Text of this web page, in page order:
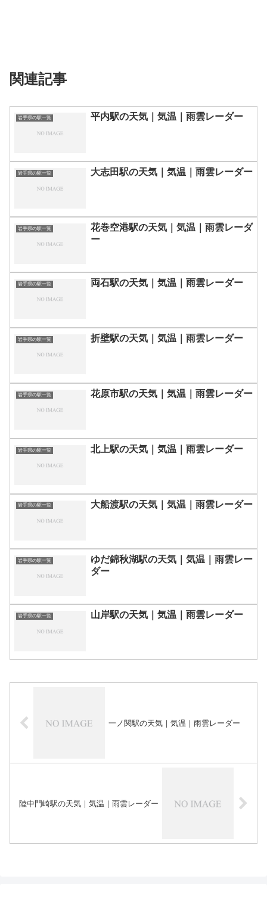
関連記事
岩手県の駅一覧 平内駅の天気｜気温｜雨雲レーダー
岩手県の駅一覧 大志田駅の天気｜気温｜雨雲レーダー
岩手県の駅一覧
花巻空港駅の天気｜気温｜雨雲レーダ
ー
岩手県の駅一覧 両石駅の天気｜気温｜雨雲レーダー
岩手県の駅一覧 折壁駅の天気｜気温｜雨雲レーダー
岩手県の駅一覧 花原市駅の天気｜気温｜雨雲レーダー
岩手県の駅一覧 北上駅の天気｜気温｜雨雲レーダー
岩手県の駅一覧 大船渡駅の天気｜気温｜雨雲レーダー
岩手県の駅一覧
ゆだ錦秋湖駅の天気｜気温｜雨雲レー
ダー
岩手県の駅一覧 山岸駅の天気｜気温｜雨雲レーダー
一ノ関駅の天気｜気温｜雨雲レーダー
陸中門崎駅の天気｜気温｜雨雲レーダー